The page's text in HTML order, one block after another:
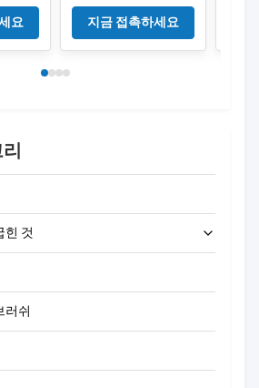
요
스 스틸 스레드 생크
와이어 엔드 브러시
지금 접촉하세요
힌 것
러시
러쉬